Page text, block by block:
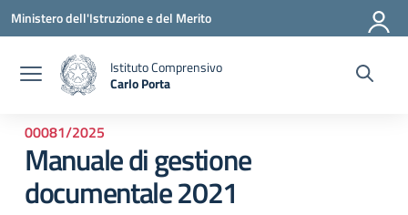
Vai ai contenuti
Vai al menu di navigazione
Vai al footer
Ministero dell'Istruzione e del Merito
Istituto Comprensivo
Carlo Porta
00081/2025
Manuale di gestione
documentale 2021